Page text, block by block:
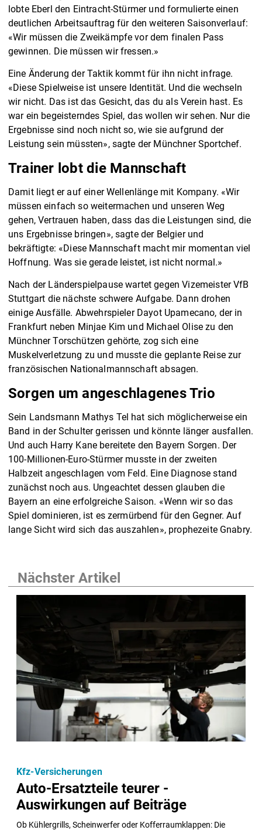
lobte Eberl den Eintracht-Stürmer und formulierte einen
deutlichen Arbeitsauftrag für den weiteren Saisonverlauf:
«Wir müssen die Zweikämpfe vor dem finalen Pass
gewinnen. Die müssen wir fressen.»
Eine Änderung der Taktik kommt für ihn nicht infrage.
«Diese Spielweise ist unsere Identität. Und die wechseln
wir nicht. Das ist das Gesicht, das du als Verein hast. Es
war ein begeisterndes Spiel, das wollen wir sehen. Nur die
Ergebnisse sind noch nicht so, wie sie aufgrund der
Leistung sein müssten», sagte der Münchner Sportchef.
Trainer lobt die Mannschaft
Damit liegt er auf einer Wellenlänge mit Kompany. «Wir
müssen einfach so weitermachen und unseren Weg
gehen, Vertrauen haben, dass das die Leistungen sind, die
uns Ergebnisse bringen», sagte der Belgier und
bekräftigte: «Diese Mannschaft macht mir momentan viel
Hoffnung. Was sie gerade leistet, ist nicht normal.»
Nach der Länderspielpause wartet gegen Vizemeister VfB
Stuttgart die nächste schwere Aufgabe. Dann drohen
einige Ausfälle. Abwehrspieler Dayot Upamecano, der in
Frankfurt neben Minjae Kim und Michael Olise zu den
Münchner Torschützen gehörte, zog sich eine
Muskelverletzung zu und musste die geplante Reise zur
französischen Nationalmannschaft absagen.
Sorgen um angeschlagenes Trio
Sein Landsmann Mathys Tel hat sich möglicherweise ein
Band in der Schulter gerissen und könnte länger ausfallen.
Und auch Harry Kane bereitete den Bayern Sorgen. Der
100-Millionen-Euro-Stürmer musste in der zweiten
Halbzeit angeschlagen vom Feld. Eine Diagnose stand
zunächst noch aus. Ungeachtet dessen glauben die
Bayern an eine erfolgreiche Saison. «Wenn wir so das
Spiel dominieren, ist es zermürbend für den Gegner. Auf
lange Sicht wird sich das auszahlen», prophezeite Gnabry.
Nächster Artikel
Auto-Ersatzteile teurer -
Auswirkungen auf Beiträge
Ob Kühlergrills, Scheinwerfer oder Kofferraumklappen: Die
Kfz-Versicherungen